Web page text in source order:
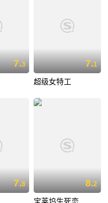
7.3 7.1
超级女特工
7.8 8.2